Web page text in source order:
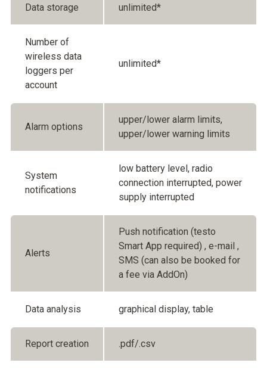
Data storage unlimited*
Number of
wireless data
loggers per
account
unlimited*
Alarm options
upper/lower alarm limits,
upper/lower warning limits
System
notifications
low battery level, radio
connection interrupted, power
supply interrupted
Alerts
Push notification (testo
Smart App required) , e-mail ,
SMS (can also be booked for
a fee via AddOn)
Data analysis graphical display, table
Report creation .pdf/.csv